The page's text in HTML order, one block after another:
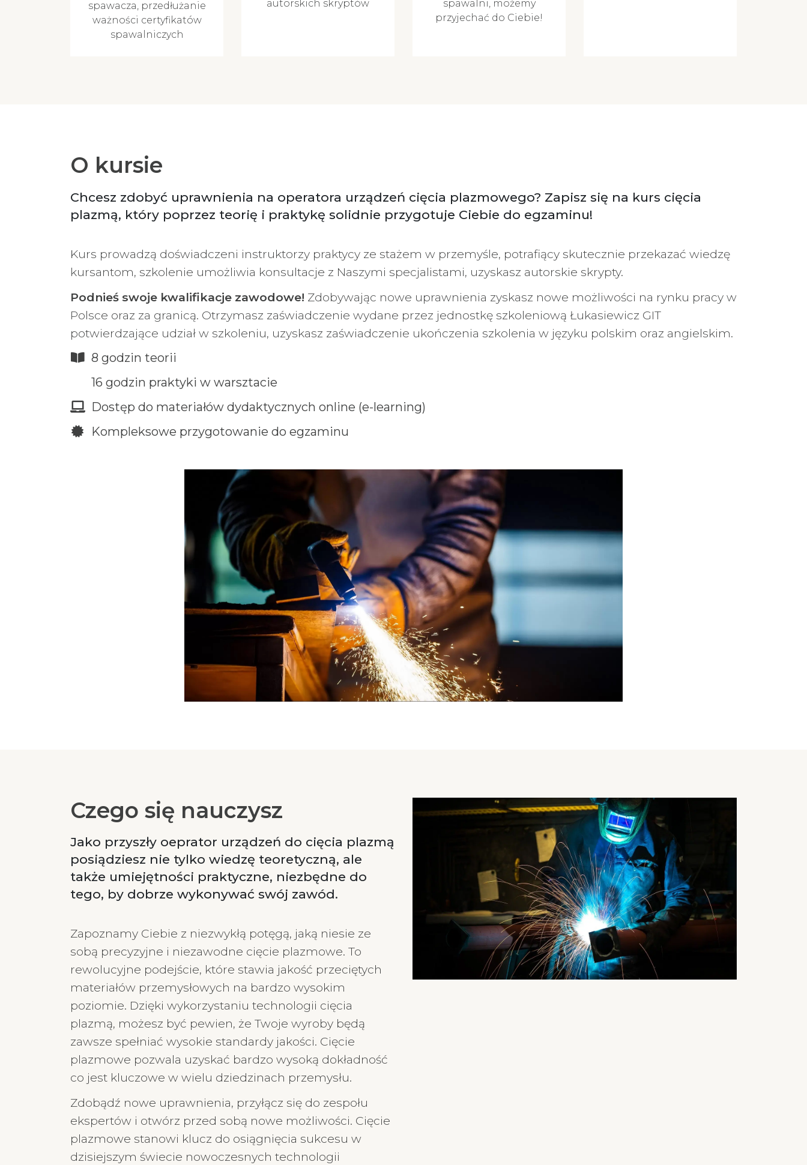
spawacza, przedłużanie
ważności certyfikatów
spawalniczych
autorskich skryptów
spawalni, możemy
przyjechać do Ciebie!
O kursie
Chcesz zdobyć uprawnienia na operatora urządzeń cięcia plazmowego? Zapisz się na kurs cięcia
plazmą, który poprzez teorię i praktykę solidnie przygotuje Ciebie do egzaminu!
Kurs prowadzą doświadczeni instruktorzy praktycy ze stażem w przemyśle, potrafiący skutecznie przekazać wiedzę
kursantom, szkolenie umożliwia konsultacje z Naszymi specjalistami, uzyskasz autorskie skrypty.
Podnieś swoje kwalifikacje zawodowe! Zdobywając nowe uprawnienia zyskasz nowe możliwości na rynku pracy w
Polsce oraz za granicą. Otrzymasz zaświadczenie wydane przez jednostkę szkoleniową Łukasiewicz GIT
potwierdzające udział w szkoleniu, uzyskasz zaświadczenie ukończenia szkolenia w języku polskim oraz angielskim.
8 godzin teorii
16 godzin praktyki w warsztacie
Dostęp do materiałów dydaktycznych online (e-learning)
Kompleksowe przygotowanie do egzaminu
Czego się nauczysz
Jako przyszły oeprator urządzeń do cięcia plazmą
posiądziesz nie tylko wiedzę teoretyczną, ale
także umiejętności praktyczne, niezbędne do
tego, by dobrze wykonywać swój zawód.
Zapoznamy Ciebie z niezwykłą potęgą, jaką niesie ze
sobą precyzyjne i niezawodne cięcie plazmowe. To
rewolucyjne podejście, które stawia jakość przeciętych
materiałów przemysłowych na bardzo wysokim
poziomie. Dzięki wykorzystaniu technologii cięcia
plazmą, możesz być pewien, że Twoje wyroby będą
zawsze spełniać wysokie standardy jakości. Cięcie
plazmowe pozwala uzyskać bardzo wysoką dokładność
co jest kluczowe w wielu dziedzinach przemysłu.
Zdobądź nowe uprawnienia, przyłącz się do zespołu
ekspertów i otwórz przed sobą nowe możliwości. Cięcie
plazmowe stanowi klucz do osiągnięcia sukcesu w
dzisiejszym świecie nowoczesnych technologii